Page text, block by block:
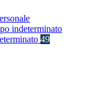
indeterminato
49